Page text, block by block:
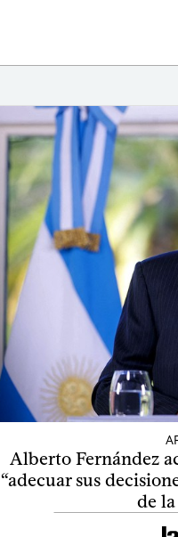
Alberto Fernández
“adecuar sus
de